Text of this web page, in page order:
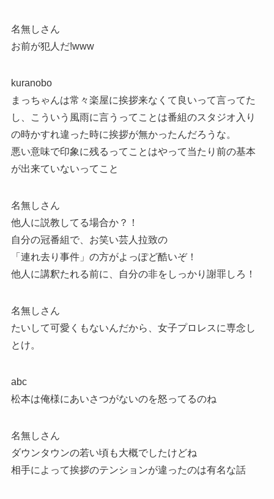
名無しさん
お前が犯人だ!www
kuranobo
まっちゃんは常々楽屋に挨拶来なくて良いって言ってた
し、こういう風雨に言うってことは番組のスタジオ入り
の時かすれ違った時に挨拶が無かったんだろうな。
悪い意味で印象に残るってことはやって当たり前の基本
が出来ていないってこと
名無しさん
他人に説教してる場合か？！
自分の冠番組で、お笑い芸人拉致の
「連れ去り事件」の方がよっぽど酷いぞ！
他人に講釈たれる前に、自分の非をしっかり謝罪しろ！
名無しさん
たいして可愛くもないんだから、女子プロレスに専念し
とけ。
abc
松本は俺様にあいさつがないのを怒ってるのね
名無しさん
ダウンタウンの若い頃も大概でしたけどね
相手によって挨拶のテンションが違ったのは有名な話